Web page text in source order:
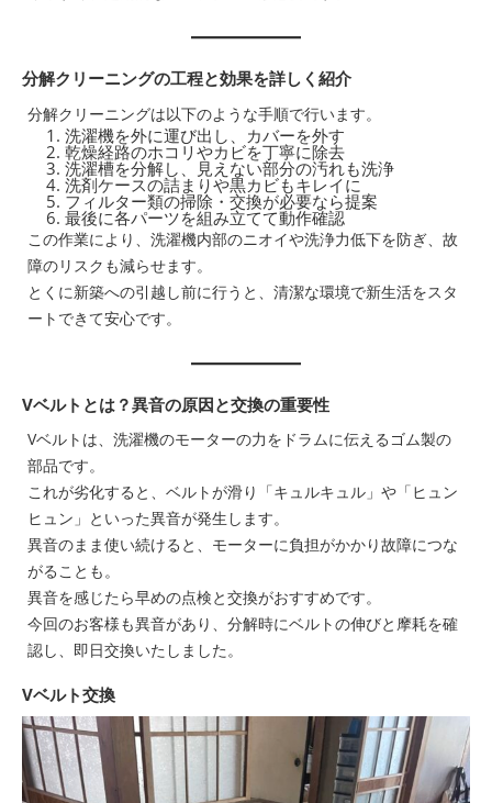
分解クリーニングの工程と効果を詳しく紹介
分解クリーニングは以下のような手順で行います。
洗濯機を外に運び出し、カバーを外す
乾燥経路のホコリやカビを丁寧に除去
洗濯槽を分解し、見えない部分の汚れも洗浄
洗剤ケースの詰まりや黒カビもキレイに
フィルター類の掃除・交換が必要なら提案
最後に各パーツを組み立てて動作確認
この作業により、洗濯機内部のニオイや洗浄力低下を防ぎ、故
障のリスクも減らせます。
とくに新築への引越し前に行うと、清潔な環境で新生活をスタ
ートできて安心です。
Vベルトとは？異音の原因と交換の重要性
Vベルトは、洗濯機のモーターの力をドラムに伝えるゴム製の
部品です。
これが劣化すると、ベルトが滑り「キュルキュル」や「ヒュン
ヒュン」といった異音が発生します。
異音のまま使い続けると、モーターに負担がかかり故障につな
がることも。
異音を感じたら早めの点検と交換がおすすめです。
今回のお客様も異音があり、分解時にベルトの伸びと摩耗を確
認し、即日交換いたしました。
Vベルト交換